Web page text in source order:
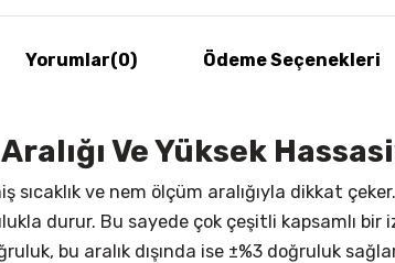
Yorumlar(0) Ödeme Seçenekleri
Ve Yüksek
sıcaklık ve nem ölçüm aralığıyla dikkat
durur. Bu sayede çok çeşitli kapsamlı bir
bu aralık dışında ise ±%3 doğruluk